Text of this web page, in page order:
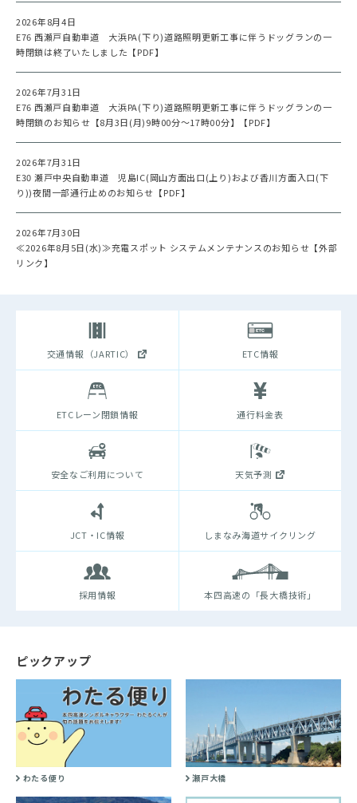
2026年8月4日
E76 西瀬戸自動車道 大浜PA(下り)道路照明更新工事に伴うドッグランの一
時閉鎖は終了いたしました【PDF】
2026年7月31日
E76 西瀬戸自動車道 大浜PA(下り)道路照明更新工事に伴うドッグランの一
時閉鎖のお知らせ【8月3日(月)9時00分～17時00分】【PDF】
2026年7月31日
E30 瀬戸中央自動車道 児島IC(岡山方面出口(上り)および香川方面入口(下
り))夜間一部通行止めのお知らせ【PDF】
2026年7月30日
≪2026年8月5日(水)≫充電スポット システムメンテナンスのお知らせ【外部
リンク】
交通情報（JARTIC） ETC情報
ETCレーン閉鎖情報 通行料金表
安全なご利用について 天気予測
JCT・IC情報 しまなみ海道サイクリング
採用情報 本四高速の「長大橋技術」
ピックアップ
わたる便り 瀬戸大橋